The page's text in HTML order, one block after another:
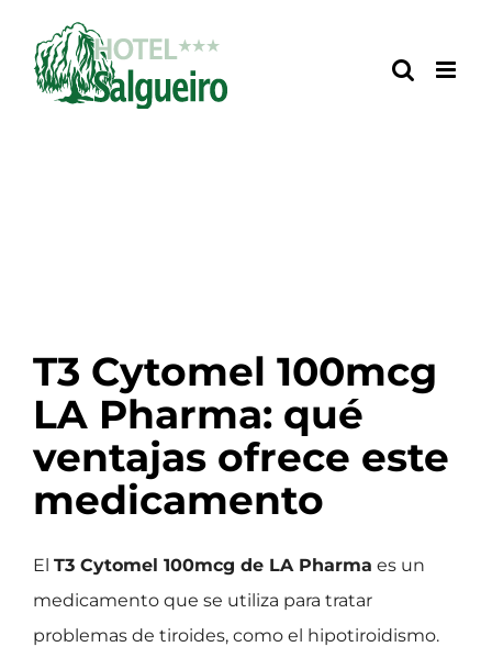
content
T3 Cytomel 100mcg
LA Pharma: qué
ventajas ofrece este
medicamento
El T3 Cytomel 100mcg de LA Pharma es un
medicamento que se utiliza para tratar
problemas de tiroides, como el hipotiroidismo.